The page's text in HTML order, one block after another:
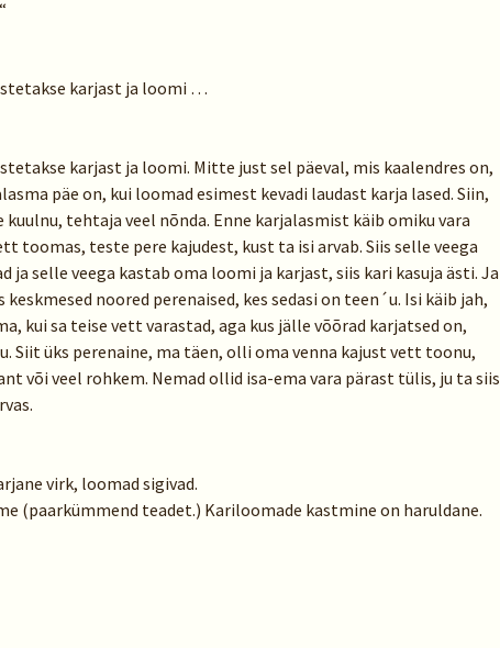
karjast ja loomi …
karjast ja loomi. Mitte just sel päeval, mis kaalendres on,
päe on, kui loomad esimest kevadi laudast karja lased. Siin,
kuulnu, tehtaja veel nõnda. Enne karjalasmist käib omiku vara
toomas, teste pere kajudest, kust ta isi arvab. Siis selle veega
ja selle veega kastab oma loomi ja karjast, siis kari kasuja ästi. Ja
keskmesed noored perenaised, kes sedasi on teen´u. Isi käib jah,
kui sa teise vett varastad, aga kus jälle võõrad karjatsed on,
Siit üks perenaine, ma täen, olli oma venna kajust vett toonu,
või veel rohkem. Nemad ollid isa-ema vara pärast tülis, ju ta siis
virk, loomad sigivad.
(paarkümmend teadet.) Kariloomade kastmine on haruldane.